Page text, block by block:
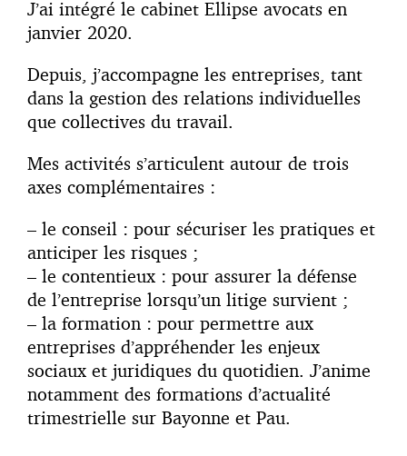
J’ai intégré le cabinet Ellipse avocats en
janvier 2020.
Depuis, j’accompagne les entreprises, tant
dans la gestion des relations individuelles
que collectives du travail.
Mes activités s’articulent autour de trois
axes complémentaires :
– le conseil : pour sécuriser les pratiques et
anticiper les risques ;
– le contentieux : pour assurer la défense
de l’entreprise lorsqu’un litige survient ;
– la formation : pour permettre aux
entreprises d’appréhender les enjeux
sociaux et juridiques du quotidien. J’anime
notamment des formations d’actualité
trimestrielle sur Bayonne et Pau.